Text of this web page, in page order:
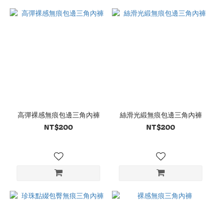
高彈裸感無痕包邊三角內褲
NT$200
絲滑光緞無痕包邊三角內褲
NT$200